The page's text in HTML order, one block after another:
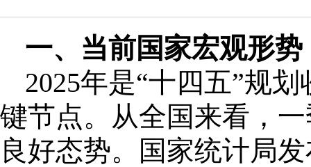
一、当前国家宏观形
2025年是“十四五”规
键节点。从全国来看，
良好态势。国家统计局